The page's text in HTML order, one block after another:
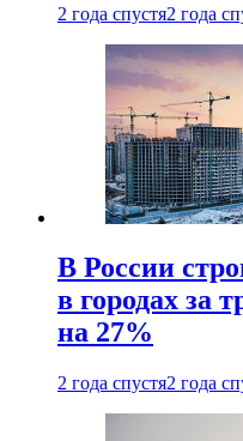
2 года спустя2 года
В России
в городах за
на 27%
2 года спустя2 года